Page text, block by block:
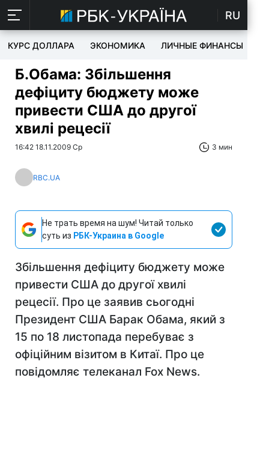
RU
КУРС ДОЛЛАРА ЭКОНОМИКА ЛИЧНЫЕ ФИНАНСЫ
Б.Обама: Збільшення
дефіциту бюджету може
привести США до другої
хвилі рецесії
16:42 18.11.2009 Ср 3 мин
RBC.UA
Не трать время на шум! Читай только
суть из РБК-Украина в Google
Збільшення дефіциту бюджету може
привести США до другої хвилі
рецесії. Про це заявив сьогодні
Президент США Барак Обама, який з
15 по 18 листопада перебуває з
офіційним візитом в Китаї. Про це
повідомляє телеканал Fox News.